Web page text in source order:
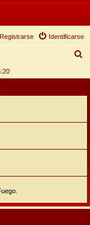
Identificarse
Registrarse
c